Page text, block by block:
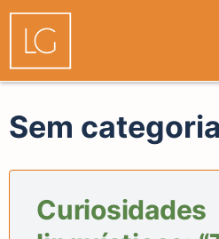
Sem categoria
Curiosidades